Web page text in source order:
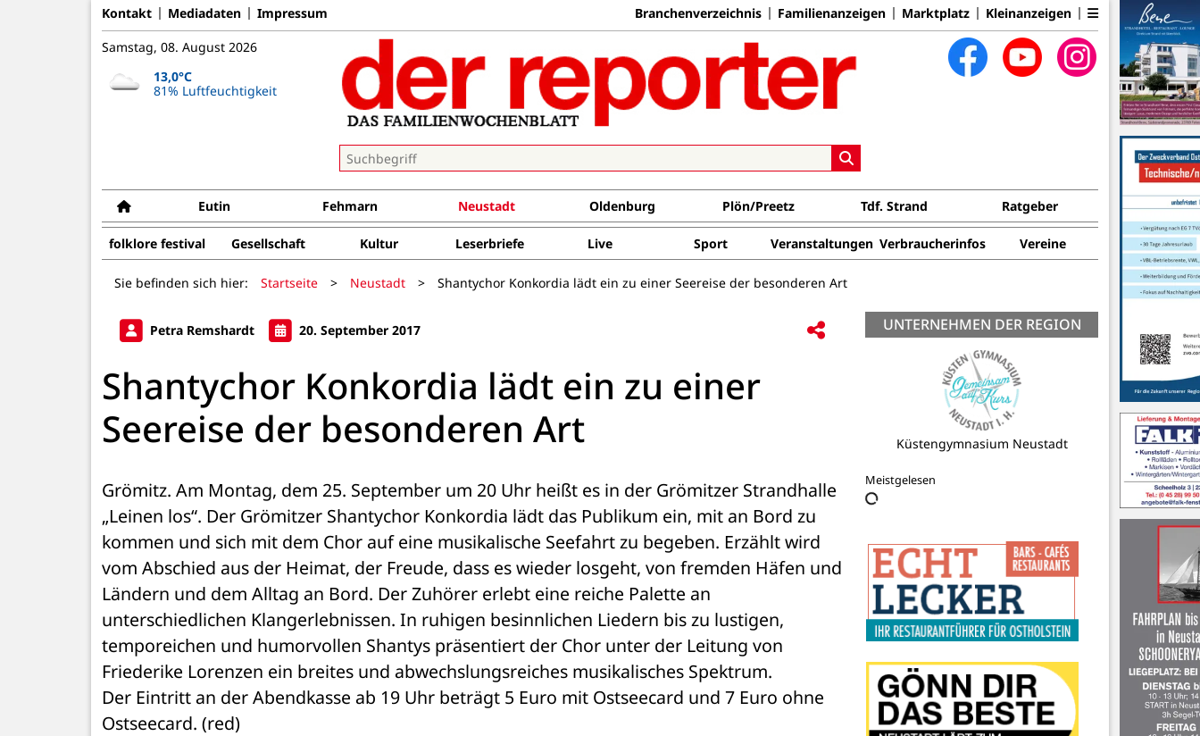
Kontakt Mediadaten Impressum Branchenverzeichnis Familienanzeigen Marktplatz Kleinanzeigen
Samstag, 08. August 2026
13,0°C
81% Luftfeuchtigkeit
Eutin Fehmarn Neustadt Oldenburg Plön/Preetz Tdf. Strand Ratgeber
folklore festival Gesellschaft Kultur Leserbriefe Live Sport Veranstaltungen Verbraucherinfos Vereine
Sie befinden sich hier: Startseite > Neustadt > Shantychor Konkordia lädt ein zu einer Seereise der besonderen Art
Petra Remshardt 20. September 2017
Shantychor Konkordia lädt ein zu einer
Seereise der besonderen Art
Grömitz. Am Montag, dem 25. September um 20 Uhr heißt es in der Grömitzer Strandhalle
„Leinen los“. Der Grömitzer Shantychor Konkordia lädt das Publikum ein, mit an Bord zu
kommen und sich mit dem Chor auf eine musikalische Seefahrt zu begeben. Erzählt wird
vom Abschied aus der Heimat, der Freude, dass es wieder losgeht, von fremden Häfen und
Ländern und dem Alltag an Bord. Der Zuhörer erlebt eine reiche Palette an
unterschiedlichen Klangerlebnissen. In ruhigen besinnlichen Liedern bis zu lustigen,
temporeichen und humorvollen Shantys präsentiert der Chor unter der Leitung von
Friederike Lorenzen ein breites und abwechslungsreiches musikalisches Spektrum.
Der Eintritt an der Abendkasse ab 19 Uhr beträgt 5 Euro mit Ostseecard und 7 Euro ohne
Ostseecard. (red)
UNTERNEHMEN DER REGION
Küstengymnasium Neustadt
Meistgelesen